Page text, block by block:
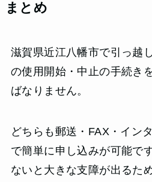
まとめ
滋賀県近江八幡市で引っ越
の使用開始・中止の手続き
ばなりません。
どちらも郵送・FAX・イン
で簡単に申し込みが可能で
ないと大きな支障が出るた